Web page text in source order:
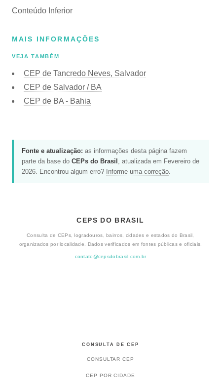
Conteúdo Inferior
MAIS INFORMAÇÕES
VEJA TAMBÉM
CEP de Tancredo Neves, Salvador
CEP de Salvador / BA
CEP de BA - Bahia
Fonte e atualização: as informações desta página fazem
parte da base do CEPs do Brasil , atualizada em Fevereiro de
2026. Encontrou algum erro? Informe uma correção.
CEPS DO BRASIL
Consulta de CEPs, logradouros, bairros, cidades e estados do Brasil,
organizados por localidade. Dados verificados em fontes públicas e oficiais.
contato@cepsdobrasil.com.br
CONSULTA DE CEP
CONSULTAR CEP
CEP POR CIDADE